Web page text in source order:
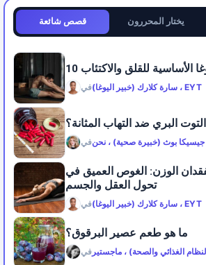
قصص شائعة يختار المحررون
الأساسية للقلق والاكتئاب
في سارة كلارك (خبير اليوغا) ، EYT
البري ضد التهاب المثانة؟
فيجيسيكا بوث (خبيرة صحية) ، نحن
الوزن: الغوص العميق في
تحول العقل والجسم
في سارة كلارك (خبير اليوغا) ، EYT
ما هو طعم عصير البرقوق؟
فيالغذائي والصحة) ، ماجستير